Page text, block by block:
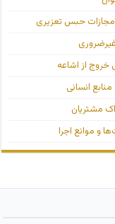
مجازات حبس تعزیری
خروج از اشاعه
انسانی
مشتریان
و موانع اجرا